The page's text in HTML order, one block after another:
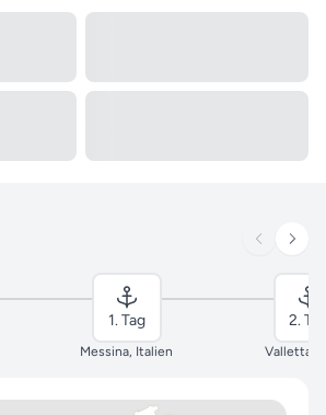
1. Tag
Messina, Italien
2.
Valletta,